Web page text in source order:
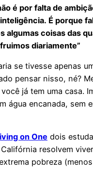
é por falta de
É porque
algumas coisas das
diariamente”
se tivesse apenas
pensar nisso, né?
já tem uma casa.
água encanada, sem
on One dois
resolvem
pobreza